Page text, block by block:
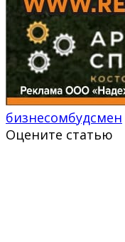
бизнесомбудсмен
Оцените статью